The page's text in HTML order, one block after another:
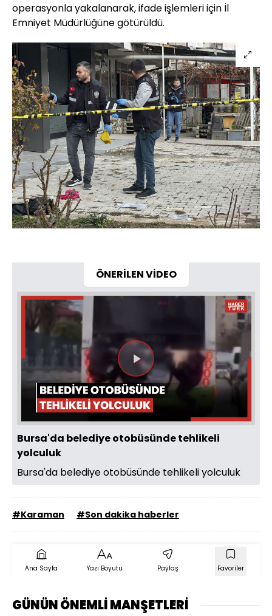
operasyonla yakalanarak, ifade işlemleri için İl
Emniyet Müdürlüğüne götürüldü.
ÖNERİLEN VİDEO
Videoyu
Oynat
Bursa'da belediye otobüsünde tehlikeli
yolculuk
Bursa'da belediye otobüsünde tehlikeli yolculuk
#Karaman #Son dakika haberler
Ana Sayfa Yazı Boyutu Paylaş Favoriler
GÜNÜN ÖNEMLİ MANŞETLERİ